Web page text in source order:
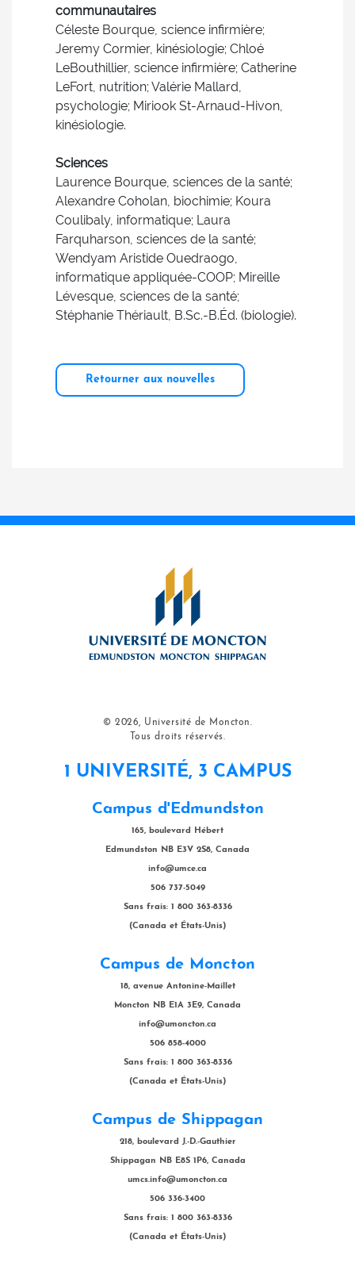
communautaires
Céleste Bourque, science infirmière;
Jeremy Cormier, kinésiologie; Chloé
LeBouthillier, science infirmière; Catherine
LeFort, nutrition; Valérie Mallard,
psychologie; Miriook St-Arnaud-Hivon,
kinésiologie.
Sciences
Laurence Bourque, sciences de la santé;
Alexandre Coholan, biochimie; Koura
Coulibaly, informatique; Laura
Farquharson, sciences de la santé;
Wendyam Aristide Ouedraogo,
informatique appliquée-COOP; Mireille
Lévesque, sciences de la santé;
Stéphanie Thériault, B.Sc.-B.Éd. (biologie).
Retourner aux nouvelles
© 2026, Université de Moncton.
Tous droits réservés.
1 UNIVERSITÉ, 3 CAMPUS
Campus d'Edmundston
165, boulevard Hébert
Edmundston NB E3V 2S8, Canada
info@umce.ca
506 737-5049
Sans frais: 1 800 363-8336
(Canada et États-Unis)
Campus de Moncton
18, avenue Antonine-Maillet
Moncton NB E1A 3E9, Canada
info@umoncton.ca
506 858-4000
Sans frais: 1 800 363-8336
(Canada et États-Unis)
Campus de Shippagan
218, boulevard J.-D.-Gauthier
Shippagan NB E8S 1P6, Canada
umcs.info@umoncton.ca
506 336-3400
Sans frais: 1 800 363-8336
(Canada et États-Unis)